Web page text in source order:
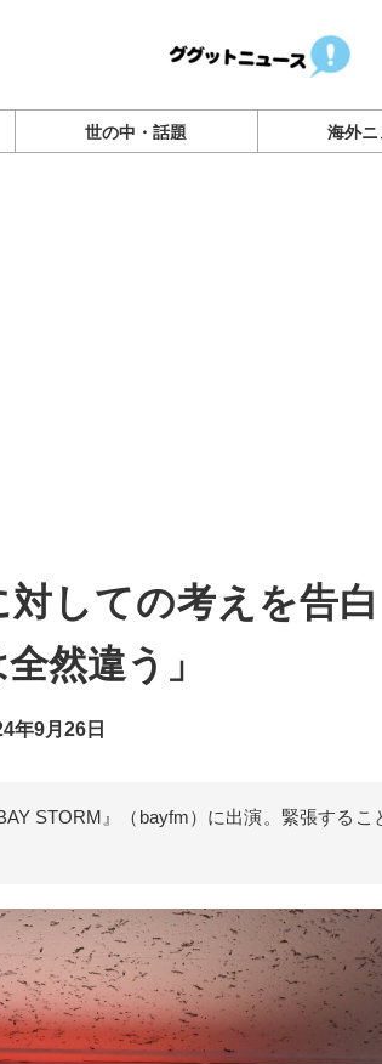
世の中・話題 海外ニ
対しての考えを告
然違う」
年9月26日
STORM』（bayfm）に出演。緊張するこ